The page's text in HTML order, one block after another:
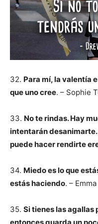
32. Para mí, la valentía
que uno cree. – Sophie
33. No te rindas. Hay
intentarán desanimarte.
puede hacer rendirte
34. Miedo es lo que
estás haciendo. –
35. Si tienes las agallas